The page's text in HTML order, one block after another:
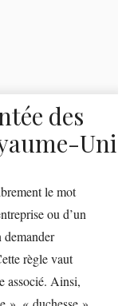
des
Uni
le mot
ou d’un
règle vaut
associé. Ainsi,